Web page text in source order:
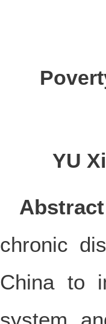
YU
chronic
China to